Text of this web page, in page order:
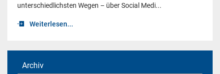
unterschiedlichsten Wegen – über Social Medi...
Weiterlesen...
Archiv